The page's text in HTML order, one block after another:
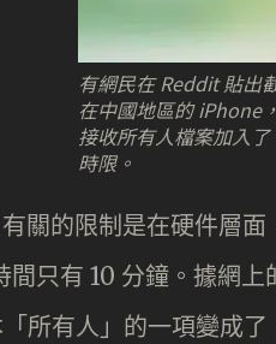
有網民在 Reddit 貼出
在中國地區的 iPhone
接收所有人檔案加入了
時限。
關的限制是在硬件層
只有 10 分鐘。據網
「所有人」的一項變成